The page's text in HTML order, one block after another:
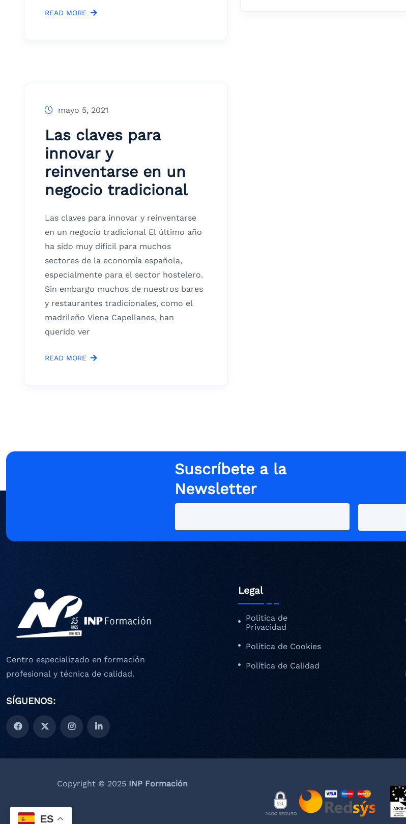
READ MORE
mayo 5, 2021
Las claves para
innovar y
reinventarse en un
negocio tradicional
Las claves para innovar y reinventarse
en un negocio tradicional El último año
ha sido muy difícil para muchos
sectores de la economía española,
especialmente para el sector hostelero.
Sin embargo muchos de nuestros bares
y restaurantes tradicionales, como el
madrileño Viena Capellanes, han
querido ver
READ MORE
Suscríbete a la
Newsletter
Centro especializado en formación
profesional y técnica de calidad.
SÍGUENOS:
Legal
Politica de
Privacidad
Política de Cookies
Política de Calidad
Copyright © 2025 INP Formación
ES